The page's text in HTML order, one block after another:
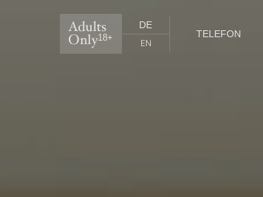
Adults
Only18+
DE
EN
TELEFON